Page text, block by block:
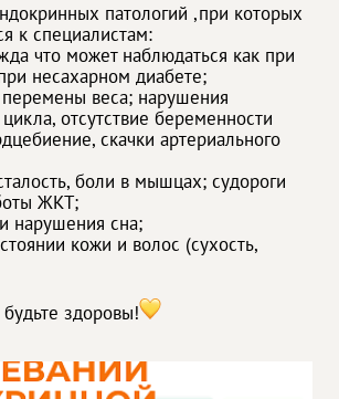
патологий ,при которых
к специалистам:
что может наблюдаться как при
несахарном диабете;
веса; нарушения
отсутствие беременности
скачки артериального
боли в мышцах; судороги
ЖКТ;
нарушения сна;
кожи и волос (сухость,
здоровы!